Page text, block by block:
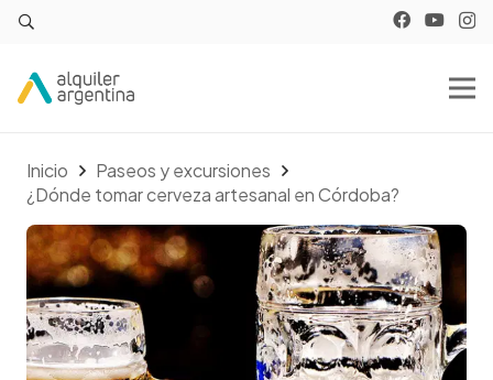
Inicio
Paseos y excursiones
¿Dónde tomar cerveza artesanal en Córdoba?